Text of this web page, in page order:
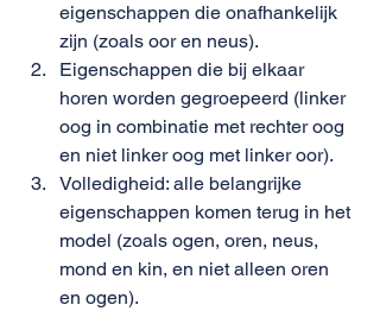
eigenschappen die onafhankelijk
zijn (zoals oor en neus).
Eigenschappen die bij elkaar
horen worden gegroepeerd (linker
oog in combinatie met rechter oog
en niet linker oog met linker oor).
Volledigheid: alle belangrijke
eigenschappen komen terug in het
model (zoals ogen, oren, neus,
mond en kin, en niet alleen oren
en ogen).